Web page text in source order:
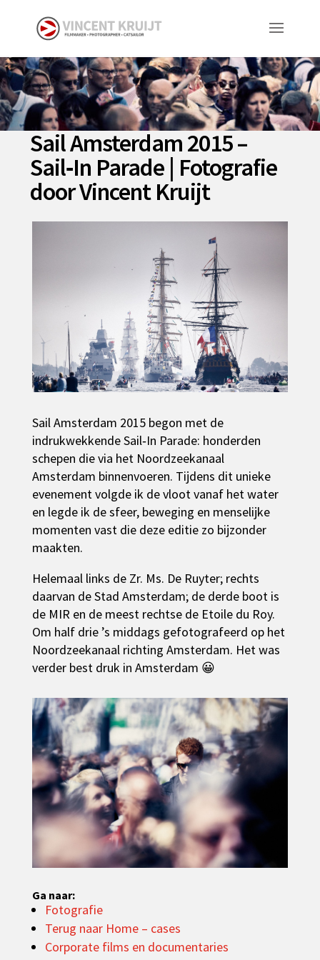
Sail Amsterdam 2015 –
Sail‑In Parade | Fotografie
door Vincent Kruijt
Sail Amsterdam 2015 begon met de
indrukwekkende Sail‑In Parade: honderden
schepen die via het Noordzeekanaal
Amsterdam binnenvoeren. Tijdens dit unieke
evenement volgde ik de vloot vanaf het water
en legde ik de sfeer, beweging en menselijke
momenten vast die deze editie zo bijzonder
maakten.
Helemaal links de Zr. Ms. De Ruyter; rechts
daarvan de Stad Amsterdam; de derde boot is
de MIR en de meest rechtse de Etoile du Roy.
Om half drie ’s middags gefotografeerd op het
Noordzeekanaal richting Amsterdam. Het was
verder best druk in Amsterdam 😀
Ga naar:
Fotografie
Terug naar Home – cases
Corporate films en documentaries